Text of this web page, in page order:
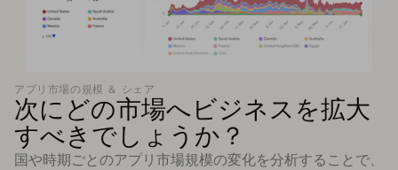
アプリ市場の規模 ＆ シェア
次にどの市場へビジネスを拡大
すべきでしょうか？
国や時期ごとのアプリ市場規模の変化を分析することで、